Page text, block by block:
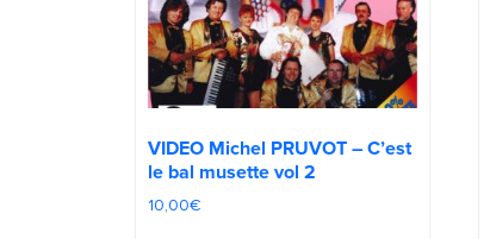
VIDEO Michel PRUVOT – C’est
le bal musette vol 2
10,00€